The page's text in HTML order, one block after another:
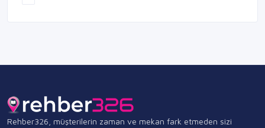
Rehber326, müşterilerin zaman ve mekan fark etmeden sizi